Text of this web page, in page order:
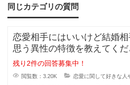
同じカテゴリの質問
恋愛相手にはいいけど結婚
思う異性の特徴を教えてください。 お
をしている間に相手のいい
残り2件の回答募集中！
閲覧数：3.20K 恋愛に関して好きな人